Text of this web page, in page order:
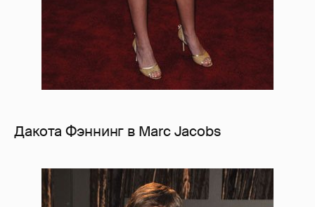
Дакота Фэннинг в Marc Jacobs